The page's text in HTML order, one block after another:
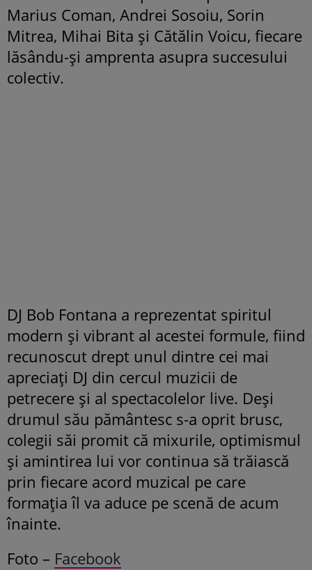
Marius Coman, Andrei Sosoiu, Sorin
Mitrea, Mihai Bita și Cătălin Voicu, fiecare
lăsându-și amprenta asupra succesului
colectiv.
DJ Bob Fontana a reprezentat spiritul
modern și vibrant al acestei formule, fiind
recunoscut drept unul dintre cei mai
apreciați DJ din cercul muzicii de
petrecere și al spectacolelor live. Deși
drumul său pământesc s-a oprit brusc,
colegii săi promit că mixurile, optimismul
și amintirea lui vor continua să trăiască
prin fiecare acord muzical pe care
formația îl va aduce pe scenă de acum
înainte.
Foto – Facebook